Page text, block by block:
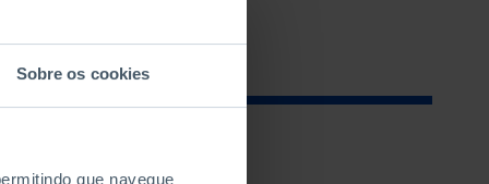
Sobre os cookies
que navegue